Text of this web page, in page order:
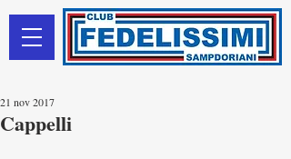
Cappelli
21 nov 2017